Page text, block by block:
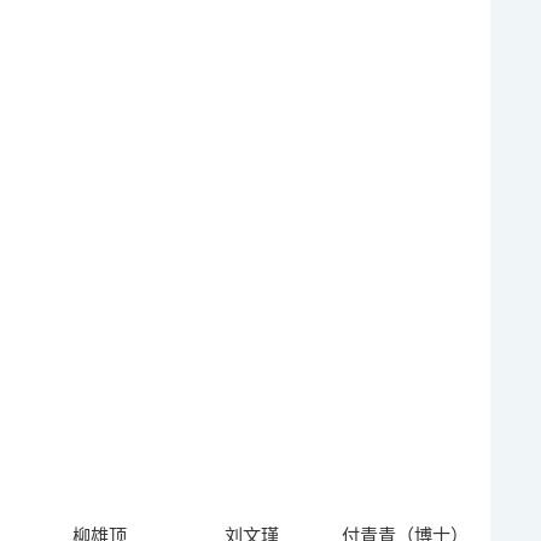
柳雄顶 刘文瑾 付青青（博士）